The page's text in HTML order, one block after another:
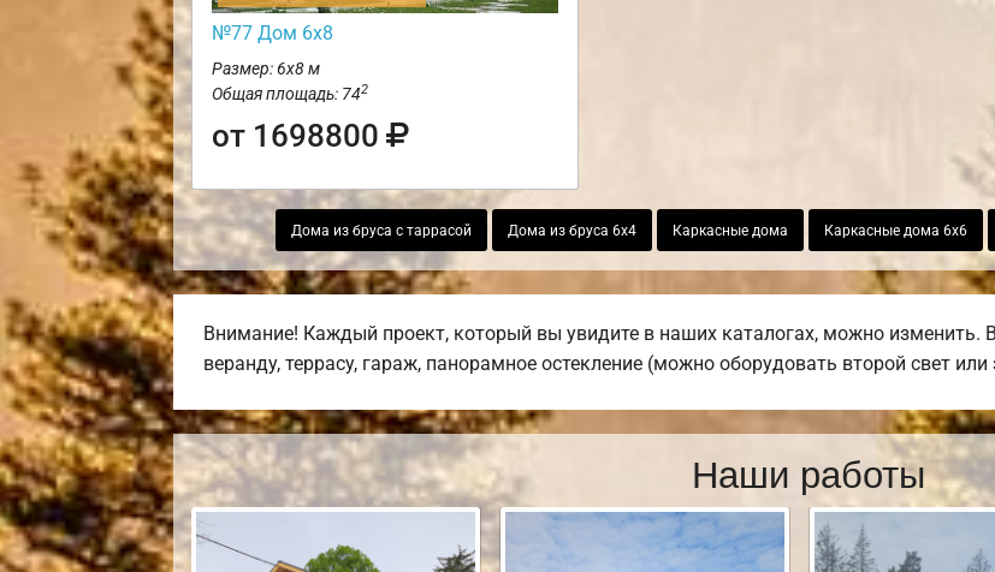
№77 Дом 6х8
Размер: 6х8 м
Общая площадь: 742
от 1698800
Дома из бруса с таррасой Дома из бруса 6х4 Каркасные дома Каркасные дома 6х6
Внимание! Каждый проект, который вы увидите в наших каталогах, можно изменить.
веранду, террасу, гараж, панорамное остекление (можно оборудовать второй свет
Наши работы